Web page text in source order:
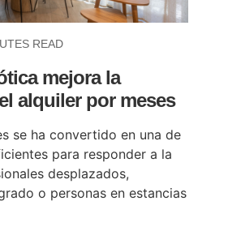
READ
mejora la
alquiler por meses
se ha convertido en una de
para responder a la
desplazados,
o personas en estancias